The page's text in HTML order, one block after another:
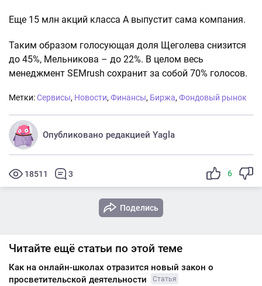
Еще 15 млн акций класса А выпустит сама компания.
Таким образом голосующая доля Щеголева снизится
до 45%, Мельникова – до 22%. В целом весь
менеджмент SEMrush сохранит за собой 70% голосов.
Метки:Сервисы, Новости, Финансы, Биржа, Фондовый рынок
Опубликовано редакцией Yagla
18511 3 6
Поделись
Читайте ещё статьи по этой теме
Как на онлайн-школах отразится новый закон о
просветительской деятельности
Статья